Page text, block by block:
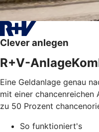
Clever anlegen
R+V-
Eine Geldanlage genau
mit einer chancenreichen
zu 50 Prozent
So funktioniert's